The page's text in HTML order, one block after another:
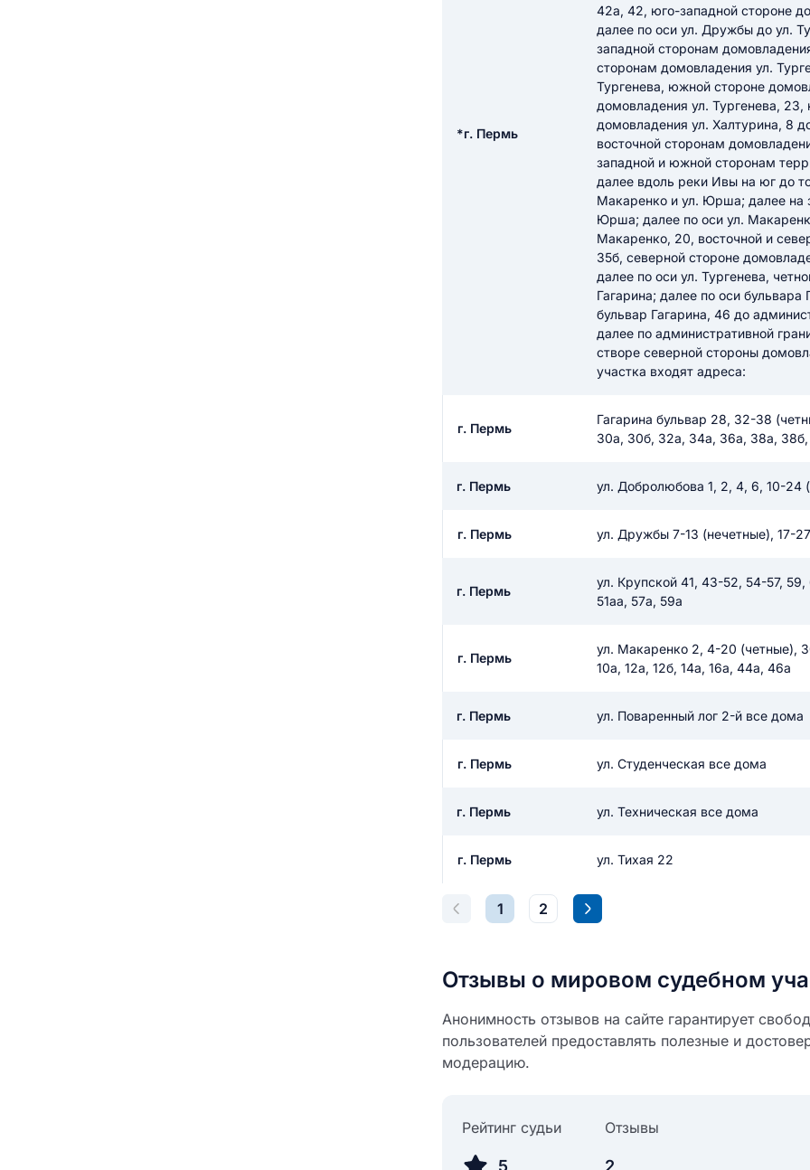
*г. Пермь
42а, 42, юго-западной стороне
далее по оси ул. Дружбы до ул.
западной сторонам
сторонам домовладения ул.
Тургенева, южной стороне
домовладения ул. Тургенева,
домовладения ул. Халтурина, 8
восточной сторонам
западной и южной сторонам
далее вдоль реки Ивы на юг до
Макаренко и ул. Юрша; далее на
Юрша; далее по оси ул.
Макаренко, 20, восточной и
35б, северной стороне
далее по оси ул. Тургенева,
Гагарина; далее по оси
бульвар Гагарина, 46 до
далее по административной
створе северной стороны
участка входят адреса:
г. Пермь
Гагарина бульвар 28, 32-38
30а, 30б, 32а, 34а, 36а, 38а,
г. Пермь ул. Добролюбова 1, 2, 4, 6, 10-24
г. Пермь ул. Дружбы 7-13 (нечетные), 17-
г. Пермь
ул. Крупской 41, 43-52, 54-57,
51аа, 57а, 59а
г. Пермь
ул. Макаренко 2, 4-20 (четные),
10а, 12а, 12б, 14а, 16а, 44а, 46а
г. Пермь ул. Поваренный лог 2-й все дома
г. Пермь ул. Студенческая все дома
г. Пермь ул. Техническая все дома
г. Пермь ул. Тихая 22
1 2
Отзывы о мировом судебном
Анонимность отзывов на сайте гарантирует
пользователей предоставлять полезные и
модерацию.
Рейтинг судьи
5
Отзывы
2
разрешить
ОСТАВИТЬ
разрешить публикацию отзыва
СОХРАНИТЬ